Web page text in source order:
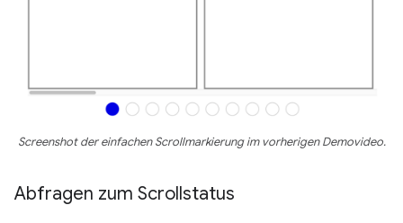
Screenshot der einfachen Scrollmarkierung im vorherigen Demovideo.
Abfragen zum Scrollstatus